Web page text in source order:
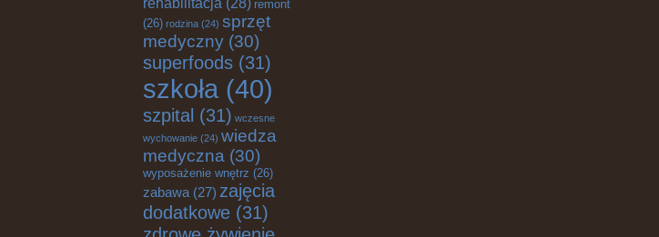
rehabilitacja (28) remont
(26) rodzina (24) sprzęt
medyczny (30)
superfoods (31)
szkoła (40)
szpital (31) wczesne
wychowanie (24) wiedza
medyczna (30)
wyposażenie wnętrz (26)
zabawa (27) zajęcia
dodatkowe (31)